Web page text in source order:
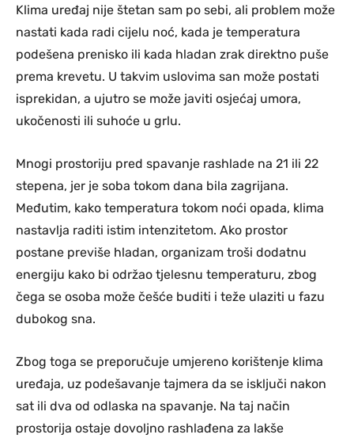
Klima uređaj nije štetan sam po sebi, ali problem može
nastati kada radi cijelu noć, kada je temperatura
podešena prenisko ili kada hladan zrak direktno puše
prema krevetu. U takvim uslovima san može postati
isprekidan, a ujutro se može javiti osjećaj umora,
ukočenosti ili suhoće u grlu.
Mnogi prostoriju pred spavanje rashlade na 21 ili 22
stepena, jer je soba tokom dana bila zagrijana.
Međutim, kako temperatura tokom noći opada, klima
nastavlja raditi istim intenzitetom. Ako prostor
postane previše hladan, organizam troši dodatnu
energiju kako bi održao tjelesnu temperaturu, zbog
čega se osoba može češće buditi i teže ulaziti u fazu
dubokog sna.
Zbog toga se preporučuje umjereno korištenje klima
uređaja, uz podešavanje tajmera da se isključi nakon
sat ili dva od odlaska na spavanje. Na taj način
prostorija ostaje dovoljno rashlađena za lakše